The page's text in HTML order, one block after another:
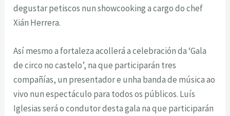
degustar petiscos nun showcooking a cargo do chef
Xián Herrera.
Así mesmo a fortaleza acollerá a celebración da ‘Gala
de circo no castelo’, na que participarán tres
compañías, un presentador e unha banda de música ao
vivo nun espectáculo para todos os públicos. Luís
Iglesias será o condutor desta gala na que participarán